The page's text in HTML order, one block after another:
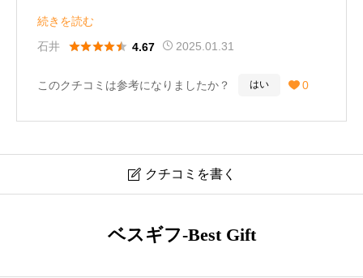
れます。
こちらのアイテムは女性だけでなく、男性もつけやすい
かなと思いました！（男性25歳）
続きを読む
石井
 4.67 2025.01.31
このクチコミは参考になりましたか？ はい  0
 クチコミを書く
ミ・レビュー
ベスギフ-Best Gift